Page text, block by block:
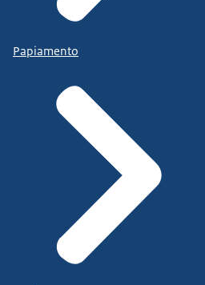
Papiamento